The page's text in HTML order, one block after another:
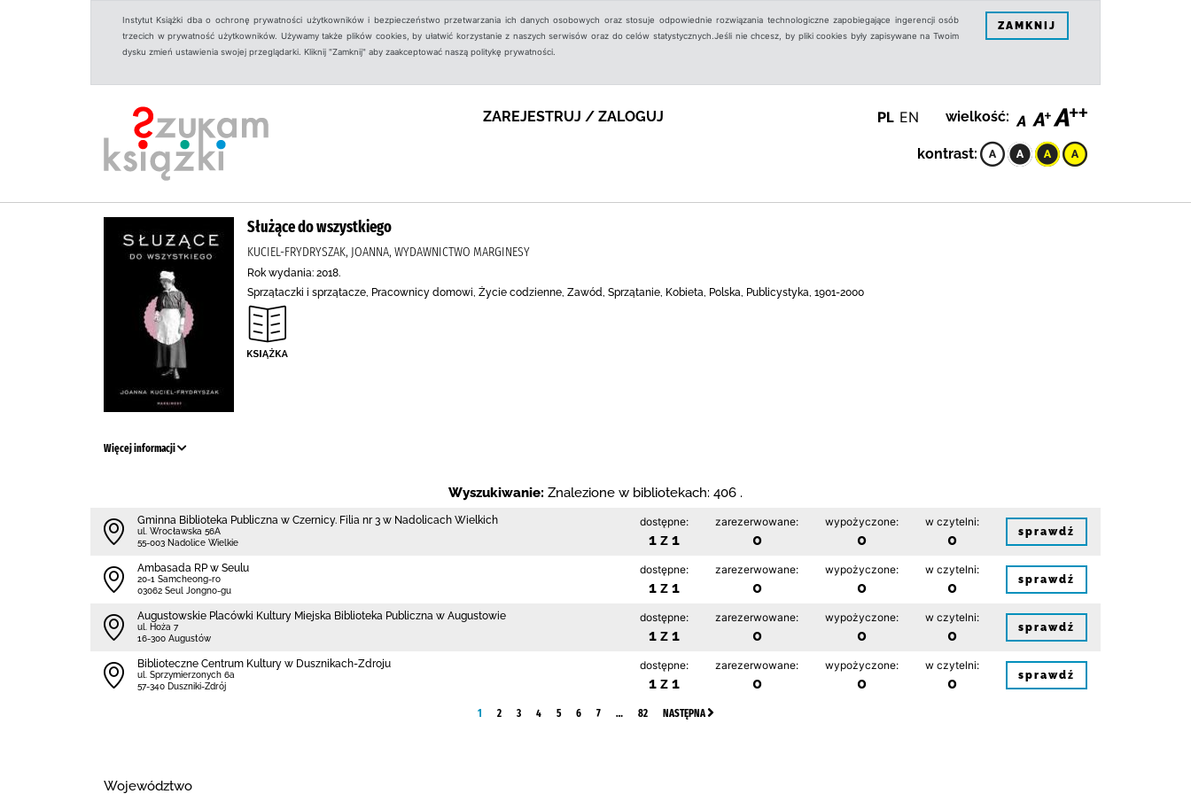
Instytut Książki dba o ochronę prywatności użytkowników i bezpieczeństwo przetwarzania ich danych osobowych oraz stosuje odpowiednie rozwiązania technologiczne zapobiegające ingerencji osób
trzecich w prywatność użytkowników. Używamy także plików cookies, by ułatwić korzystanie z naszych serwisów oraz do celów statystycznych.Jeśli nie chcesz, by pliki cookies były zapisywane na Twoim
dysku zmień ustawienia swojej przeglądarki. Kliknij "Zamknij" aby zaakceptować naszą politykę prywatności.
ZAMKNIJ
ZAREJESTRUJ / ZALOGUJ PL EN wielkość:
kontrast:
Służące do wszystkiego
KUCIEL-FRYDRYSZAK, JOANNA, WYDAWNICTWO MARGINESY
Rok wydania: 2018.
Sprzątaczki i sprzątacze, Pracownicy domowi, Życie codzienne, Zawód, Sprzątanie, Kobieta, Polska, Publicystyka, 1901-2000
Więcej informacji
Wyszukiwanie: Znalezione w bibliotekach: 406 .
Gminna Biblioteka Publiczna w Czernicy. Filia nr 3 w Nadolicach Wielkich
ul. Wrocławska 56A
55-003 Nadolice Wielkie
dostępne:
1 z 1
zarezerwowane:
0
wypożyczone:
0
w czytelni:
0 sprawdź
Ambasada RP w Seulu
20-1 Samcheong-ro
03062 Seul Jongno-gu
dostępne:
1 z 1
zarezerwowane:
0
wypożyczone:
0
w czytelni:
0 sprawdź
Augustowskie Placówki Kultury Miejska Biblioteka Publiczna w Augustowie
ul. Hoża 7
16-300 Augustów
dostępne:
1 z 1
zarezerwowane:
0
wypożyczone:
0
w czytelni:
0 sprawdź
Biblioteczne Centrum Kultury w Dusznikach-Zdroju
ul. Sprzymierzonych 6a
57-340 Duszniki-Zdrój
dostępne:
1 z 1
zarezerwowane:
0
wypożyczone:
0
w czytelni:
0 sprawdź
1 2 3 4 5 6 7 … 82 NASTĘPNA
Województwo